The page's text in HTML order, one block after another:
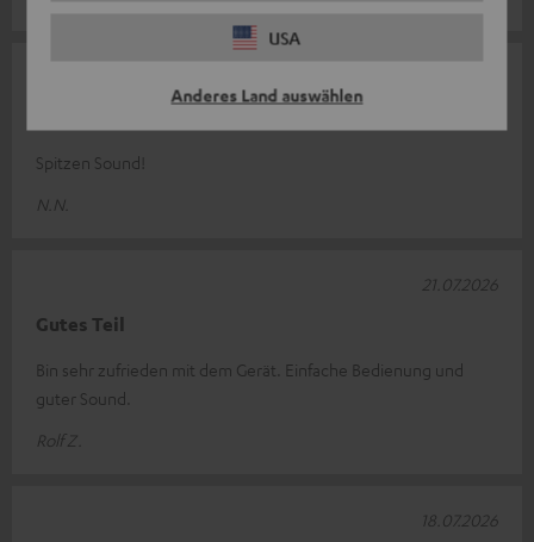
USA
Anderes Land auswählen
Spitzen Sound!
N.N.
Gutes Teil
Bin sehr zufrieden mit dem Gerät. Einfache Bedienung und
guter Sound.
Rolf Z.
21.07.2026
18.07.2026